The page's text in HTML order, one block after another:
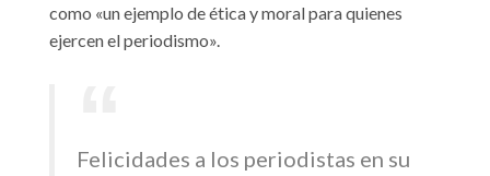
como «un ejemplo de ética y moral para quienes
ejercen el periodismo».
Felicidades a los periodistas en su